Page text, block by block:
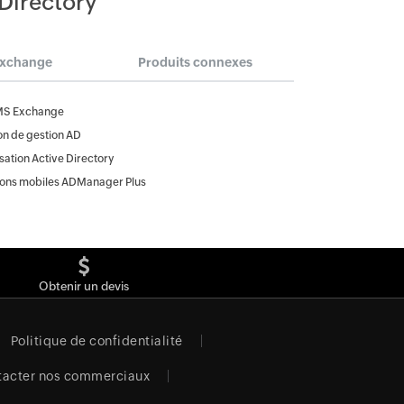
Produits connexes
Exchange
de gestion AD
Active Directory
mobiles ADManager Plus
Obtenir un devis
Politique de confidentialité
nos commerciaux